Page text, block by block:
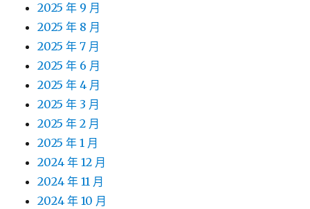
2025 年 9 月
2025 年 8 月
2025 年 7 月
2025 年 6 月
2025 年 4 月
2025 年 3 月
2025 年 2 月
2025 年 1 月
2024 年 12 月
2024 年 11 月
2024 年 10 月